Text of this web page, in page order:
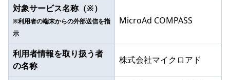
対象サービス名称（※）
※利用者の端末からの外部送信を指
示
MicroAd COMPASS
利用者情報を取り扱う者
の名称
株式会社マイクロアド